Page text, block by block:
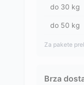
do 30 kg
do 50 kg
Za pakete
Brza